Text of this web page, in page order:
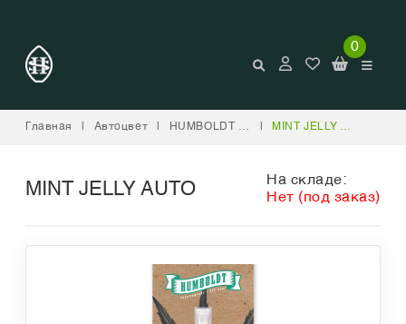
0
Главная Автоцвет HUMBOLDT SEED COMPANY MINT JELLY AUTO
MINT JELLY AUTO
На складе:
Нет (под заказ)